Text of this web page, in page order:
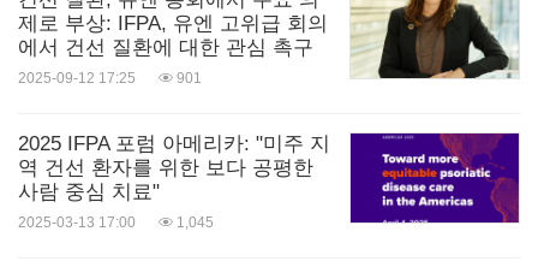
제로 부상: IFPA, 유엔 고위급 회의
에서 건선 질환에 대한 관심 촉구
2025-09-12 17:25 901
2025 IFPA 포럼 아메리카: "미주 지
역 건선 환자를 위한 보다 공평한
사람 중심 치료"
2025-03-13 17:00 1,045